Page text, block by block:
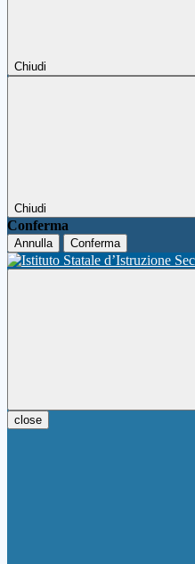
Chiudi
Chiudi
Conferma
Annulla Conferma
close